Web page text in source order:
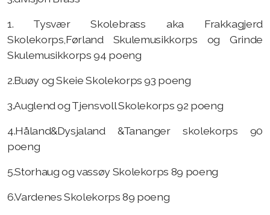
1. Tysvær Skolebrass aka Frakkagjerd
Skolekorps,Førland Skulemusikkorps og Grinde
Skulemusikkorps 94 poeng
2.Buøy og Skeie Skolekorps 93 poeng
3.Auglend og Tjensvoll Skolekorps 92 poeng
4.Håland&Dysjaland &Tananger skolekorps 90
poeng
5.Storhaug og vassøy Skolekorps 89 poeng
6.Vardenes Skolekorps 89 poeng